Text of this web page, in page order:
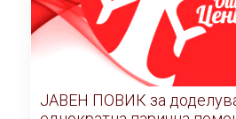
ЈАВЕН ПОВИК за доделување на